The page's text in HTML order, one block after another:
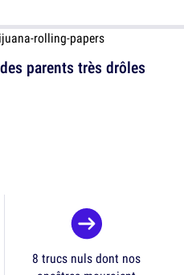
parents très drôles
8 trucs nuls dont nos